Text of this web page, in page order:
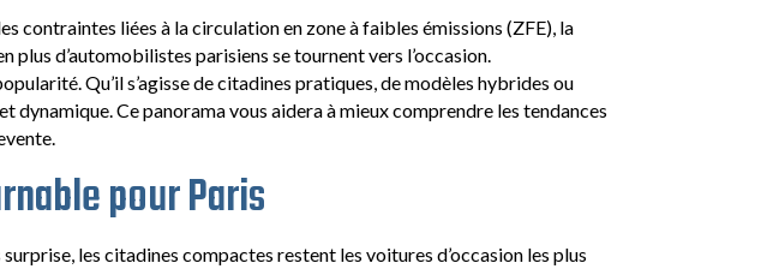
contraintes liées à la circulation en zone à faibles émissions (ZFE), la
plus d’automobilistes parisiens se tournent vers l’occasion.
Qu’il s’agisse de citadines pratiques, de modèles hybrides ou
Ce panorama vous aidera à mieux comprendre les tendances
pour Paris
les citadines compactes restent les voitures d’occasion les plus